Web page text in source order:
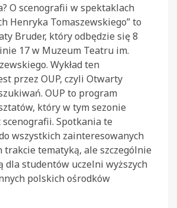
O scenografii w spektaklach
Henryka Tomaszewskiego” to
Bruder, który odbędzie się 8
17 w Muzeum Teatru im.
Wykład ten
przez OUP, czyli Otwarty
OUP to program
który w tym sezonie
Spotkania te
wszystkich zainteresowanych
trakcie tematyką, ale szczególnie
dla studentów uczelni wyższych
polskich ośrodków